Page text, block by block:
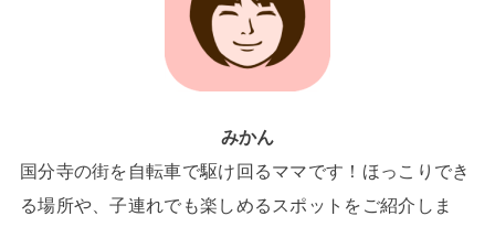
みかん
国分寺の街を自転車で駆け回るママです！ほっこりでき
る場所や、子連れでも楽しめるスポットをご紹介しま